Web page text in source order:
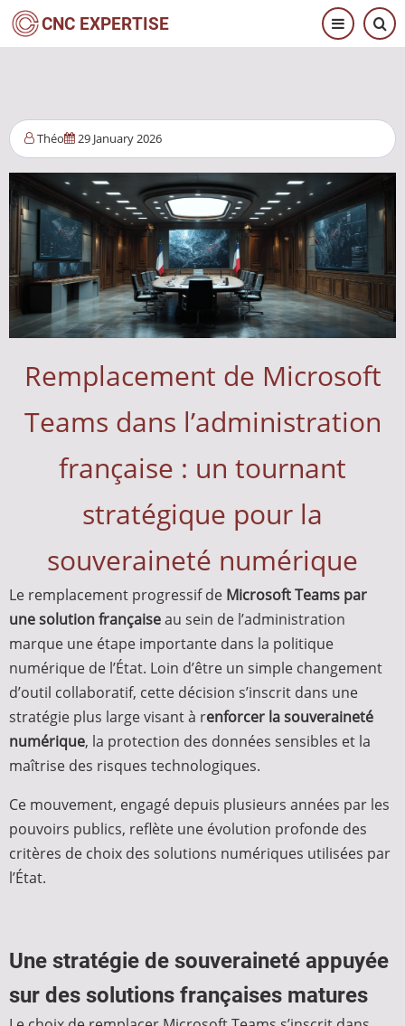
Aller
au
CNC EXPERTISE
Théo 29 January 2026
Remplacement de Microsoft
Teams dans l’administration
française : un tournant
stratégique pour la
souveraineté numérique
Le remplacement progressif de Microsoft Teams par
une solution françaiseau sein de l’administration
marque une étape importante dans la politique
numérique de l’État. Loin d’être un simple changement
d’outil collaboratif, cette décision s’inscrit dans une
stratégie plus large visant à renforcer la souveraineté
numérique, la protection des données sensibles et la
maîtrise des risques technologiques.
Ce mouvement, engagé depuis plusieurs années par les
pouvoirs publics, reflète une évolution profonde des
critères de choix des solutions numériques utilisées par
l’État.
Une stratégie de souveraineté appuyée
sur des solutions françaises matures